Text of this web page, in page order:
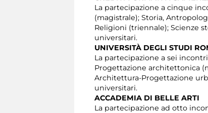
La partecipazione a cinque
(magistrale); Storia,
Religioni (triennale); Scienze
universitari.
UNIVERSITÀ DEGLI STUDI
La partecipazione a sei
Progettazione architettonica
Architettura-Progettazione
universitari.
ACCADEMIA DI BELLE ARTI
La partecipazione ad otto